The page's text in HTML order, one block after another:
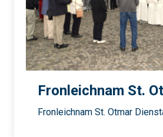
Fronleichnam St.
Fronleichnam St. Otmar